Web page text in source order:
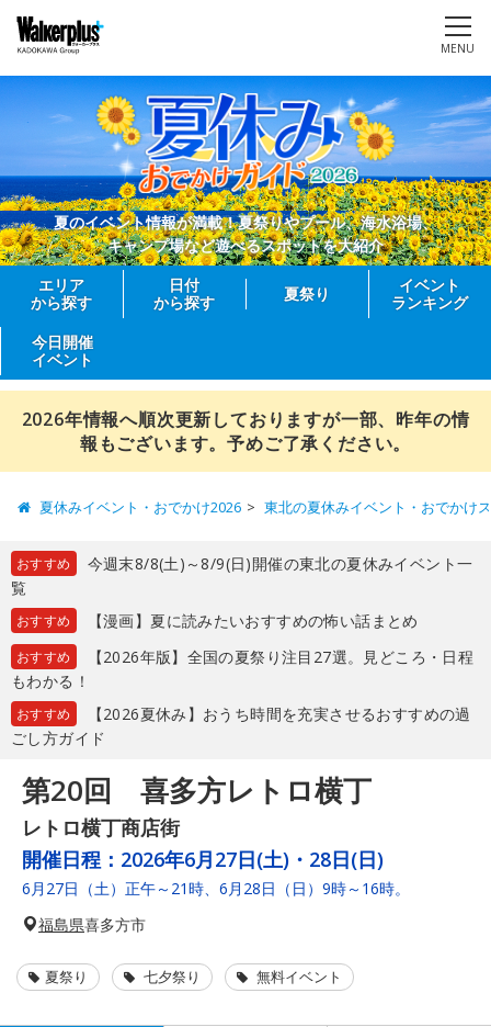
MENU
夏のイベント情報が満載！夏祭りやプール、海水浴場、
キャンプ場など遊べるスポットを大紹介
エリア
から探す
日付
から探す
夏祭り
イベント
ランキング
今日開催
イベント
2026年情報へ順次更新しておりますが一部、昨年の情
報もございます。予めご了承ください。
夏休みイベント・おでかけ2026 東北の夏休みイベント・おでかけ
おすすめ
今週末8/8(土)～8/9(日)開催の東北の夏休みイベント一
覧
おすすめ 【漫画】夏に読みたいおすすめの怖い話まとめ
おすすめ
【2026年版】全国の夏祭り注目27選。見どころ・日程
もわかる！
おすすめ
【2026夏休み】おうち時間を充実させるおすすめの過
ごし方ガイド
第20回 喜多方レトロ横丁
レトロ横丁商店街
開催日程： 2026年6月27日(土)・28日(日)
6月27日（土）正午～21時、6月28日（日）9時～16時。
福島県喜多方市
夏祭り 七夕祭り 無料イベント